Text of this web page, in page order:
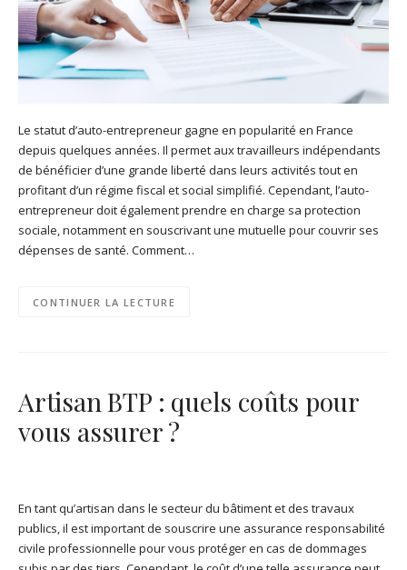
Le statut d’auto-entrepreneur gagne en popularité en France
depuis quelques années. Il permet aux travailleurs indépendants
de bénéficier d’une grande liberté dans leurs activités tout en
profitant d’un régime fiscal et social simplifié. Cependant, l’auto-
entrepreneur doit également prendre en charge sa protection
sociale, notamment en souscrivant une mutuelle pour couvrir ses
dépenses de santé. Comment…
CONTINUER LA LECTURE
Artisan BTP : quels coûts pour
vous assurer ?
En tant qu’artisan dans le secteur du bâtiment et des travaux
publics, il est important de souscrire une assurance responsabilité
civile professionnelle pour vous protéger en cas de dommages